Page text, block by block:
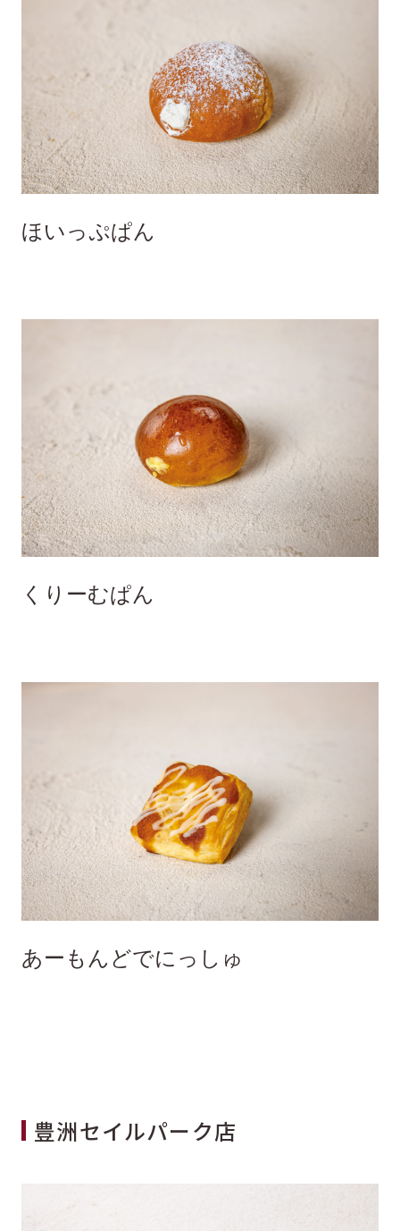
ほいっぷぱん
くりーむぱん
あーもんどでにっしゅ
豊洲セイルパーク店